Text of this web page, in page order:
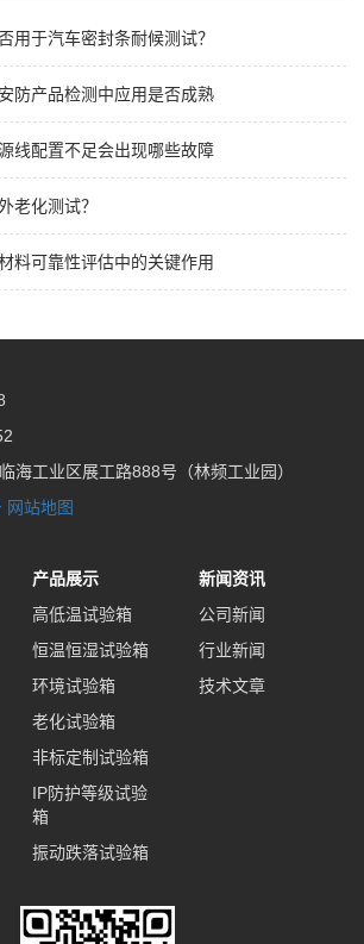
用于汽车密封条耐候测试？
防产品检测中应用是否成熟
线配置不足会出现哪些故障
老化测试？
料可靠性评估中的关键作用
海工业区展工路888号（林频工业园）
网站地图
产品展示
高低温试验箱
恒温恒湿试验箱
环境试验箱
老化试验箱
非标定制试验箱
IP防护等级试验
箱
振动跌落试验箱
新闻资讯
公司新闻
行业新闻
技术文章